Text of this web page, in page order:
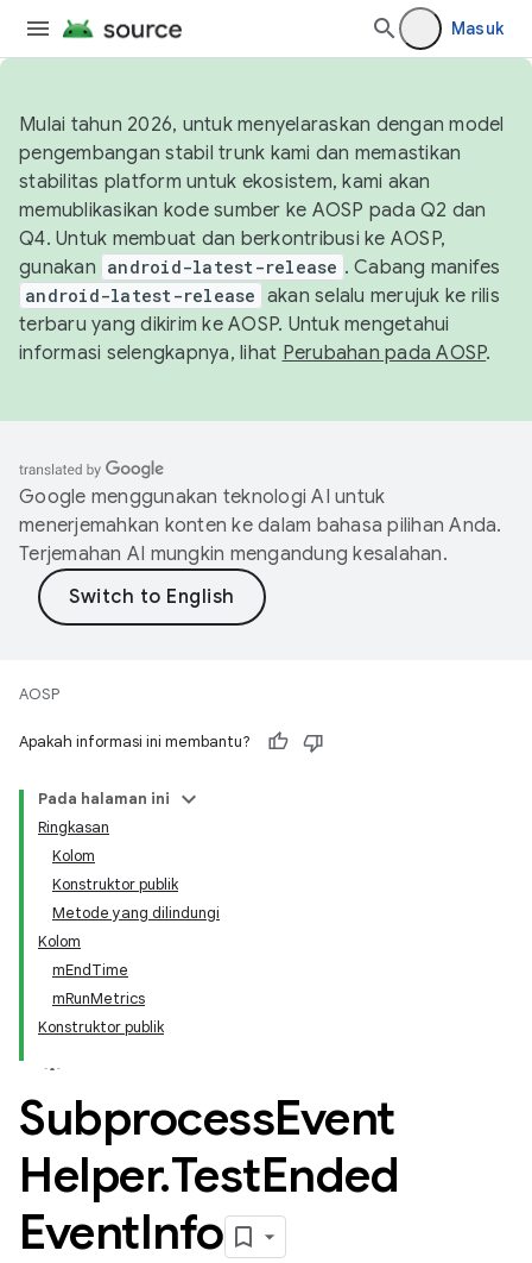
Masuk
Mulai tahun 2026, untuk menyelaraskan dengan model
pengembangan stabil trunk kami dan memastikan
stabilitas platform untuk ekosistem, kami akan
memublikasikan kode sumber ke AOSP pada Q2 dan
Q4. Untuk membuat dan berkontribusi ke AOSP,
gunakan android-latest-release . Cabang manifes
android-latest-release akan selalu merujuk ke rilis
terbaru yang dikirim ke AOSP. Untuk mengetahui
informasi selengkapnya, lihat Perubahan pada AOSP.
Google menggunakan teknologi AI untuk
menerjemahkan konten ke dalam bahasa pilihan Anda.
Terjemahan AI mungkin mengandung kesalahan.
AOSP
Apakah informasi ini membantu?
Pada halaman ini
Ringkasan
Kolom
Konstruktor publik
Metode yang dilindungi
Kolom
mEndTime
mRunMetrics
Konstruktor publik
SubprocessEvent
Helper.TestEnded
EventInfo